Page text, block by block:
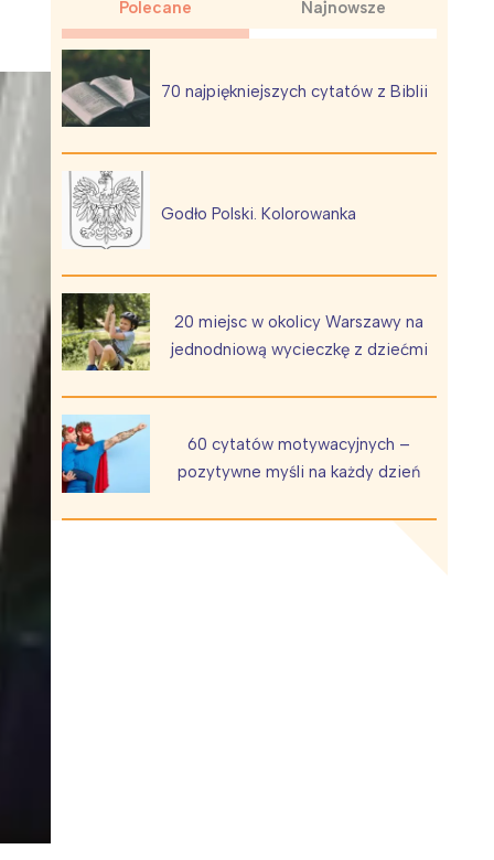
Polecane Najnowsze
70 najpiękniejszych cytatów z Biblii
Godło Polski. Kolorowanka
20 miejsc w okolicy Warszawy na
jednodniową wycieczkę z dziećmi
60 cytatów motywacyjnych –
pozytywne myśli na każdy dzień